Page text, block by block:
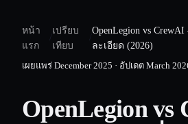
หน้า
แรก
/
เปรียบ
เทียบ
/
OpenLegion vs
ละเอียด (2026)
เผยแพร่ December 2025 · อัปเดต March
OpenLegion vs